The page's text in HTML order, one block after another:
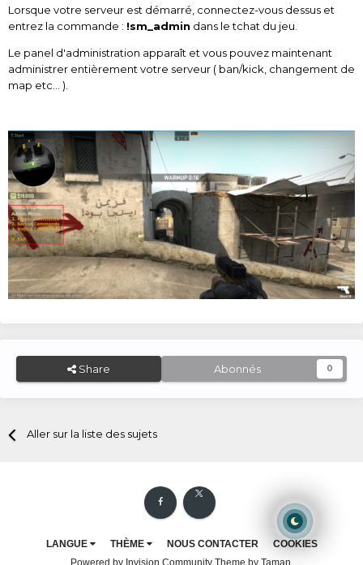
Lorsque votre serveur est démarré, connectez-vous dessus et
entrez la commande : !sm_admin dans le tchat du jeu.
Le panel d'administration apparaît et vous pouvez maintenant
administrer entièrement votre serveur ( ban/kick, changement de
map etc... ).
Share Abonnés 0
Aller sur la liste des sujets
LANGUE THÈME NOUS CONTACTER
COOKIES